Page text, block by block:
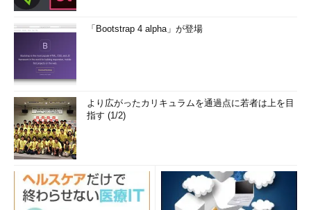
「Bootstrap 4 alpha」が登場
より広がったカリキュラムを通過点に若者は上を目
指す (1/2)